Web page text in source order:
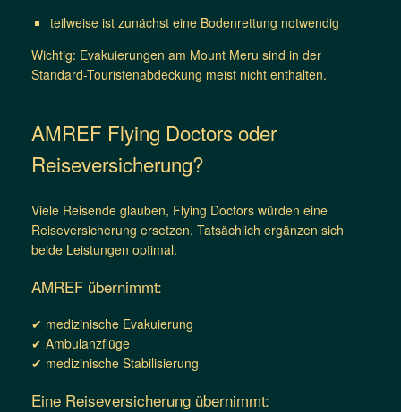
teilweise ist zunächst eine Bodenrettung notwendig
Wichtig: Evakuierungen am Mount Meru sind in der
Standard-Touristenabdeckung meist nicht enthalten.
AMREF Flying Doctors oder
Reiseversicherung?
Viele Reisende glauben, Flying Doctors würden eine
Reiseversicherung ersetzen. Tatsächlich ergänzen sich
beide Leistungen optimal.
AMREF übernimmt:
✔ medizinische Evakuierung
✔ Ambulanzflüge
✔ medizinische Stabilisierung
Eine Reiseversicherung übernimmt: